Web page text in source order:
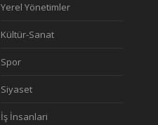
Yerel Yönetimler
Kültür-Sanat
Spor
Siyaset
İş İnsanlari